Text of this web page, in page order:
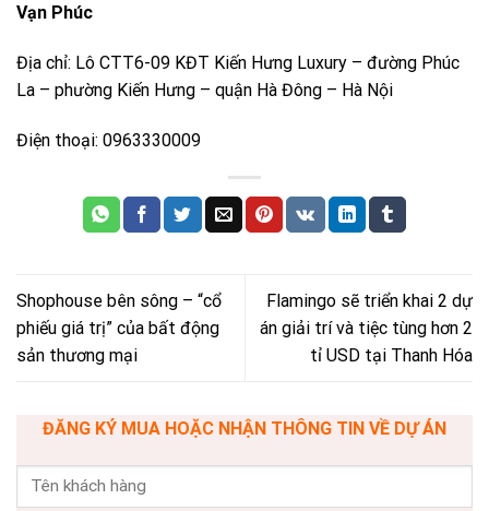
Vạn Phúc
Địa chỉ: Lô CTT6-09 KĐT Kiến Hưng Luxury – đường Phúc
La – phường Kiến Hưng – quận Hà Đông – Hà Nội
Điện thoại: 0963330009
Shophouse bên sông – “cổ
phiếu giá trị” của bất động
sản thương mại
Flamingo sẽ triển khai 2 dự
án giải trí và tiệc tùng hơn 2
tỉ USD tại Thanh Hóa
ĐĂNG KÝ MUA HOẶC NHẬN THÔNG TIN VỀ DỰ ÁN